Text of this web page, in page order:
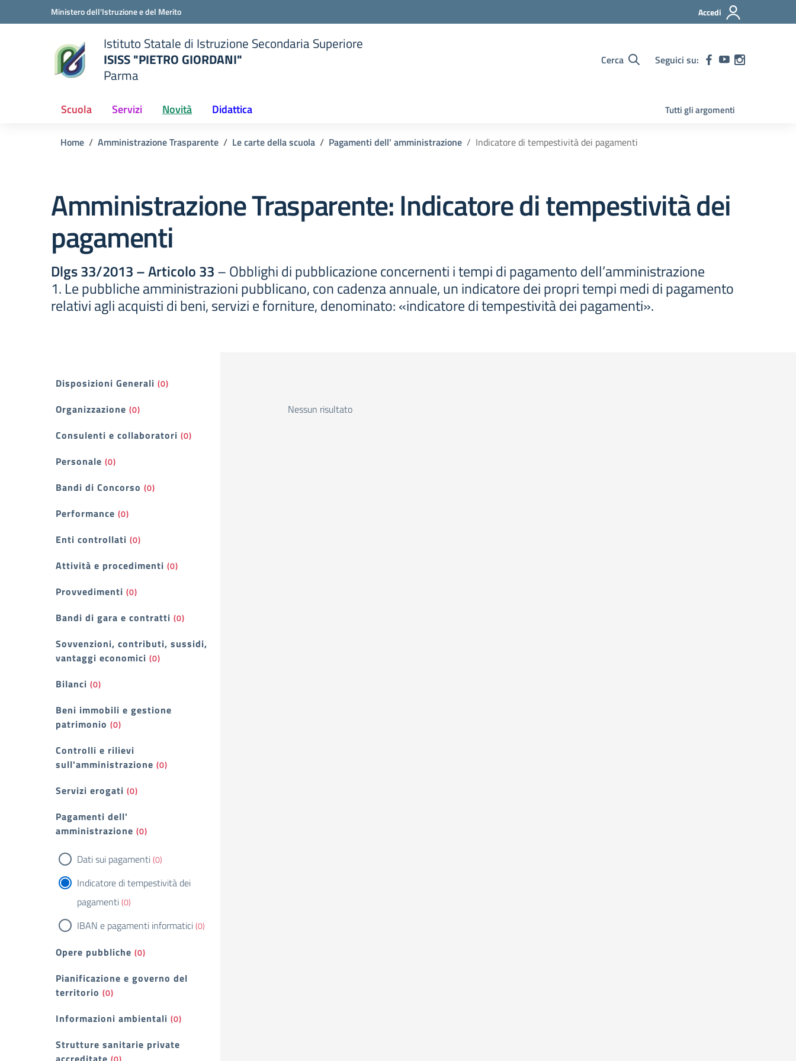
Vai ai contenuti
Vai al menu di navigazioneMinistero dell'Istruzione e del Merito Accedi
Istituto Statale di Istruzione Secondaria Superiore
ISISS "PIETRO GIORDANI"
Parma
Cerca Seguici su:
Scuola Servizi Novità Didattica Tutti gli argomenti
Home Amministrazione Trasparente Le carte della scuola Pagamenti dell' amministrazione Indicatore di tempestività dei pagamenti
Amministrazione Trasparente:Indicatore di tempestività dei
pagamenti
Dlgs 33/2013 – Articolo 33– Obblighi di pubblicazione concernenti i tempi di pagamento dell’amministrazione
1. Le pubbliche amministrazioni pubblicano, con cadenza annuale, un indicatore dei propri tempi medi di pagamento
relativi agli acquisti di beni, servizi e forniture, denominato: «indicatore di tempestività dei pagamenti».
Filtri
Disposizioni Generali (0)
Organizzazione (0)
Consulenti e collaboratori (0)
Personale (0)
Bandi di Concorso (0)
Performance (0)
Enti controllati (0)
Attività e procedimenti (0)
Provvedimenti (0)
Bandi di gara e contratti (0)
Sovvenzioni, contributi, sussidi,
vantaggi economici (0)
Bilanci (0)
Beni immobili e gestione
patrimonio (0)
Controlli e rilievi
sull'amministrazione (0)
Servizi erogati (0)
Pagamenti dell'
amministrazione (0)
Dati sui pagamenti(0)
Indicatore di tempestività dei
pagamenti(0)
IBAN e pagamenti informatici(0)
Opere pubbliche (0)
Pianificazione e governo del
territorio (0)
Informazioni ambientali (0)
Strutture sanitarie private
Nessun risultato